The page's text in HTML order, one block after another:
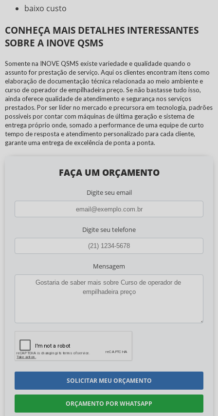
baixo custo
CONHEÇA MAIS DETALHES INTERESSANTES
SOBRE A INOVE QSMS
Somente na INOVE QSMS existe variedade e qualidade quando o
assunto for prestação de serviço. Aqui os clientes encontram itens como
elaboração de documentação técnica relacionada ao meio ambiente e
curso de operador de empilhadeira preço. Se não bastasse tudo isso,
ainda oferece qualidade de atendimento e segurança nos serviços
prestados. Por ser líder no mercado e precursora em tecnologia, padrões
possíveis por contar com máquinas de última geração e sistema de
entrega próprio onde, somado a performance de uma equipe de curto
tempo de resposta e atendimento personalizado para cada cliente,
garante uma entrega de excelência de ponta a ponta.
FAÇA UM ORÇAMENTO
Digite seu email
Digite seu telefone
Mensagem
SOLICITAR MEU ORÇAMENTO
ORÇAMENTO POR WHATSAPP